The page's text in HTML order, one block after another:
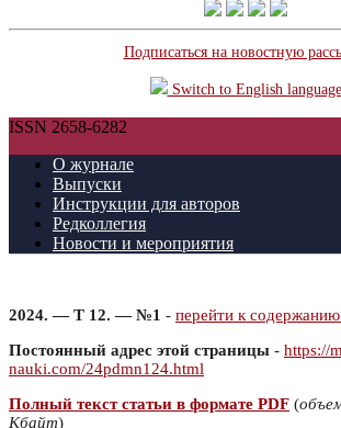
Подписаться на новостную
Switch to English language
ISSN 2658-6282
О журнале
Выпуски
Инструкции для авторов
Редколлегия
Новости и мероприятия
2024. — Т 12. — №1 - перейти к
Постоянный адрес этой страницы - https://
nauki.com/24pdmn124.html
Полный текст статьи в формате PDF (
Кбайт)